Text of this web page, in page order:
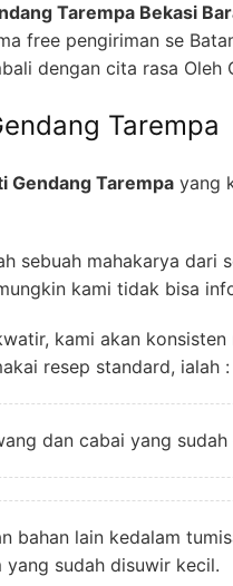
Tarempa Bekasi
free pengiriman se
dengan cita rasa Oleh
Tarempa
Gendang Tarempa yang
sebuah mahakarya dari
kami tidak bisa
kami akan
resep standard, ialah :
dan cabai yang
bahan lain kedalam
yang sudah disuwir kecil.